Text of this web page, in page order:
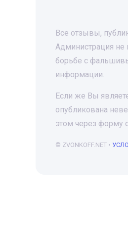
Все отзывы,
Администрация не
борьбе с
информации.
Если же Вы
опубликована
этом через форму
© ZVONKOFF.NET •